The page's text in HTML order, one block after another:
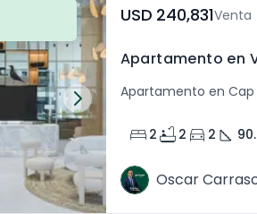
USD	240,831Venta
Apartamento en
bed 2 bathtub 2 directions_car 2 square_foot
Oscar